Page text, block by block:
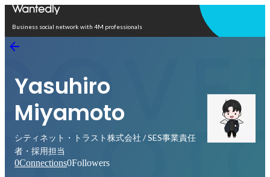
Business social network with 4M professionals
Yasuhiro
Miyamoto
シティネット・トラスト株式会社 / SES事業責任
者・採用担当
0Connections0Followers